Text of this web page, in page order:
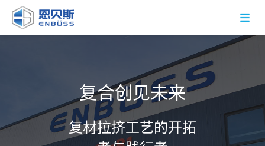
复合创见未来
复材拉挤工艺的开拓